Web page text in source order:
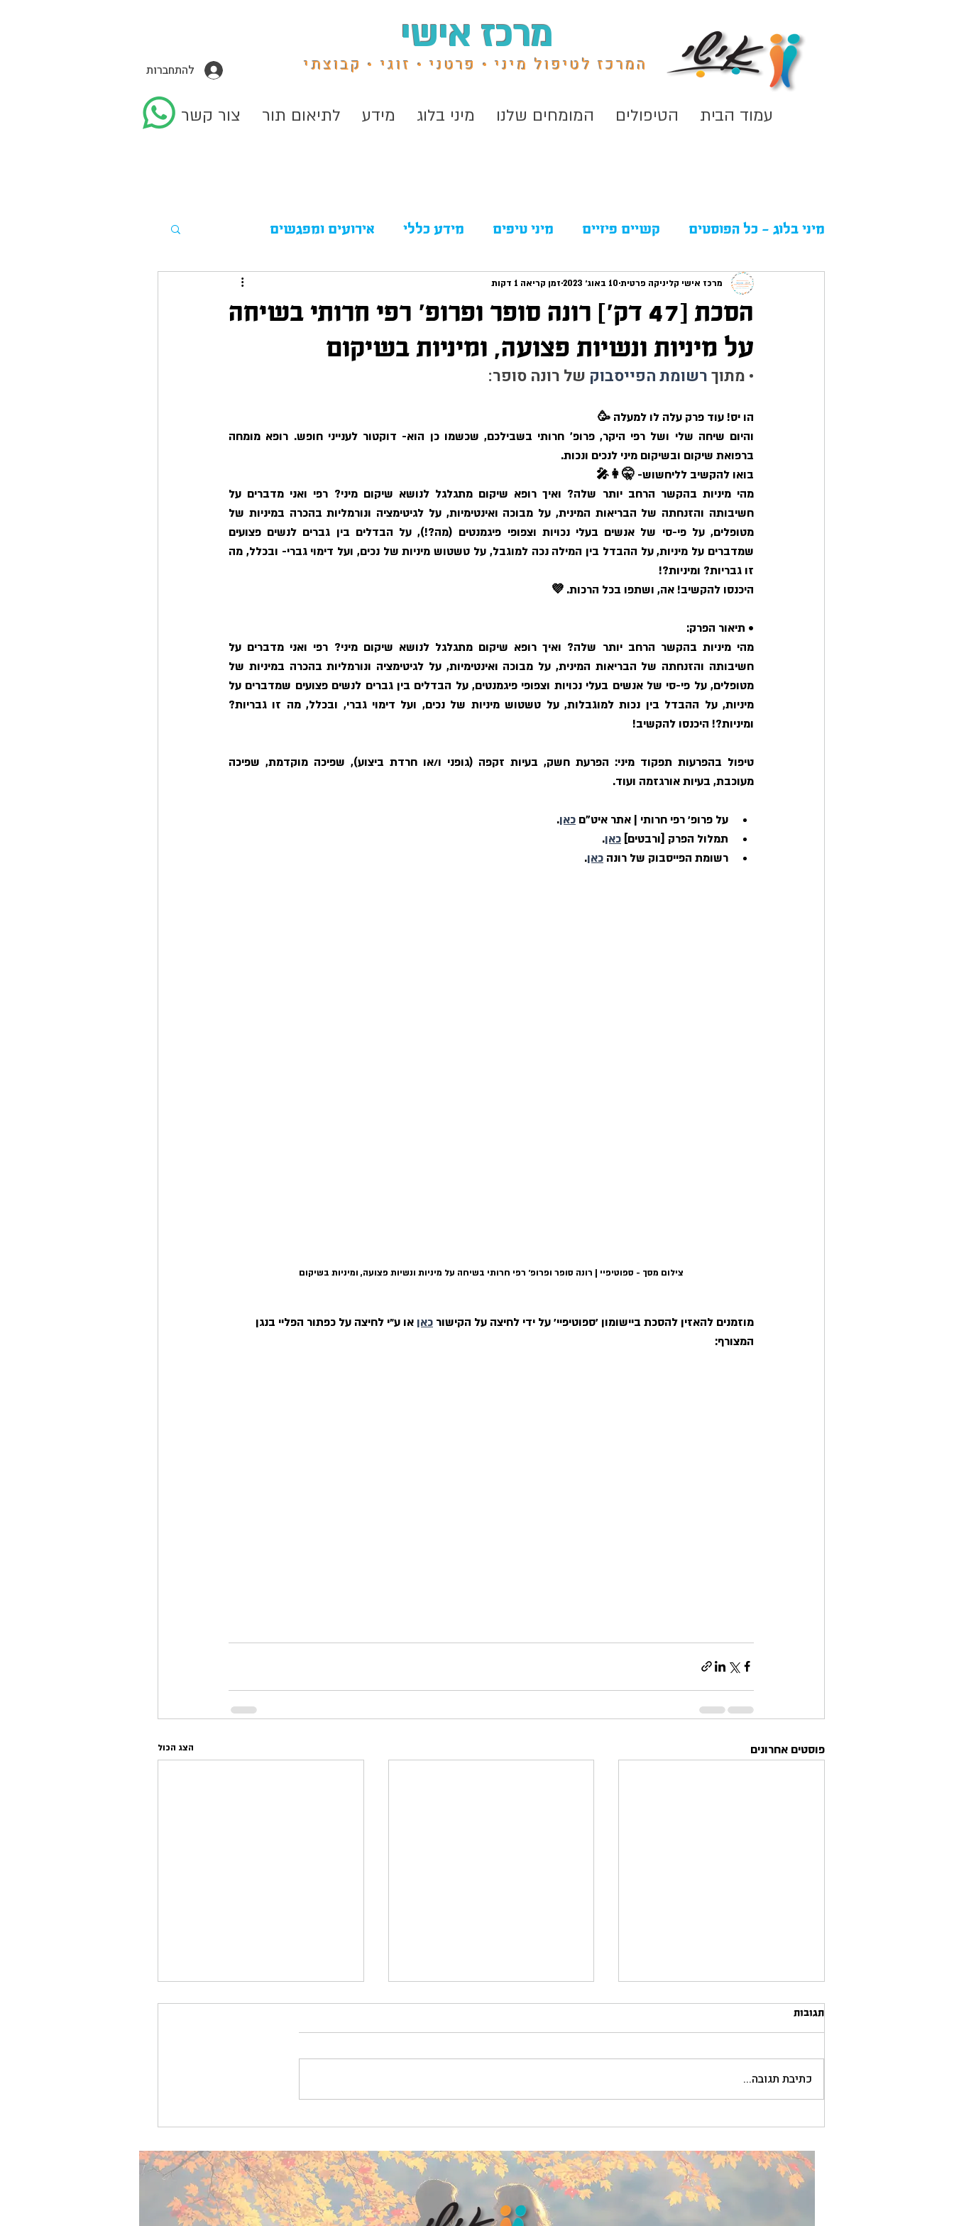
להתחברות המרכז לטיפול מיני • פרטני • זוגי • קבוצתי
מרכז אישי
עמוד הבית הטיפולים המומחים שלנו מיני בלוג מידע לתיאום תור צור קשר
מיני בלוג - כל הפוסטים קשיים פיזיים מיני טיפים מידע כללי אירועים ומפגשים
ד״ר רונית אלוני אישי בתקשורת טיפול בגלי הלם
הסכת [47 דק׳] רונה סופר ופרופ׳ רפי חרותי בשיחה
על מיניות ונשיות פצועה, ומיניות בשיקום
מרכז אישי קליניקה פרטית 10 באוג׳ 2023 זמן קריאה 1 דקות
• מתוך רשומת הפייסבוק של רונה סופר:
הו יס! עוד פרק עלה לו למעלה 🥳
ברפואת שיקום ובשיקום מיני לנכים ונכות.
בואו להקשיב לליחשוש- 🤫👩‍🎤
זו גבריות? ומיניות?!
היכנסו להקשיב! אה, ושתפו בכל הרכות. 💜
• תיאור הפרק:
ומיניות?! היכנסו להקשיב!
מעוכבת, בעיות אורגזמה ועוד.
על פרופ׳ רפי חרותי | אתר איט"ם כאן.
תמלול הפרק [ורבטים] כאן.
רשומת הפייסבוק של רונה כאן.
צילום מסך - ספוטיפיי | רונה סופר ופרופ׳ רפי חרותי בשיחה על מיניות ונשיות פצועה, ומיניות בשיקום
מוזמנים להאזין להסכת ביישומון ׳ספוטיפיי׳ על ידי לחיצה על הקישור כאן או ע״י לחיצה על כפתור הפליי בנגן
המצורף:
פוסטים אחרונים הצג הכול
מיני?
ומטפל מיני
תגובות
כתיבת תגובה...